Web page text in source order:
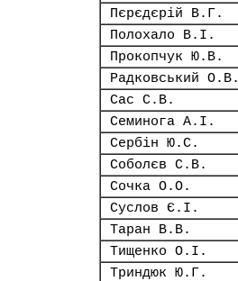
Пєрєдєрій В.Г.
Полохало В.І.
Прокопчук Ю.В.
Радковський О.В.
Сас С.В.
Семинога А.І.
Сербін Ю.С.
Соболєв С.В.
Сочка О.О.
Суслов Є.І.
Таран В.В.
Тищенко О.І.
Триндюк Ю.Г.